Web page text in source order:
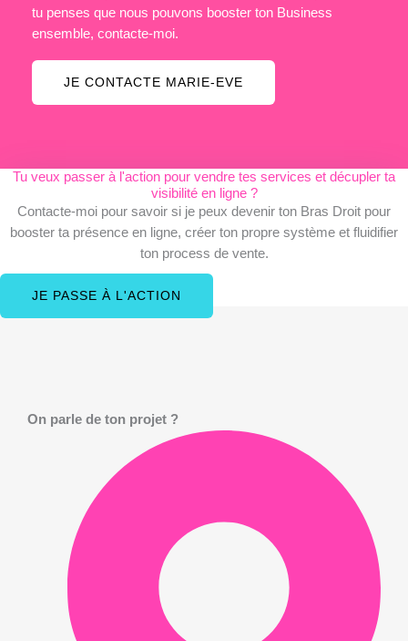
tu penses que nous pouvons booster ton Business
ensemble, contacte-moi.
JE CONTACTE MARIE-EVE
Tu veux passer à l'action pour vendre tes services et décupler ta
visibilité en ligne ?
Contacte-moi pour savoir si je peux devenir ton Bras Droit pour
booster ta présence en ligne, créer ton propre système et fluidifier
ton process de vente.
JE PASSE À L'ACTION
On parle de ton projet ?